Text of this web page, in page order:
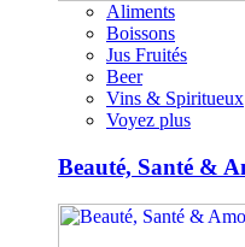
Aliments
Boissons
Jus Fruités
Beer
Vins & Spiritueux
Voyez plus
Beauté, Santé &